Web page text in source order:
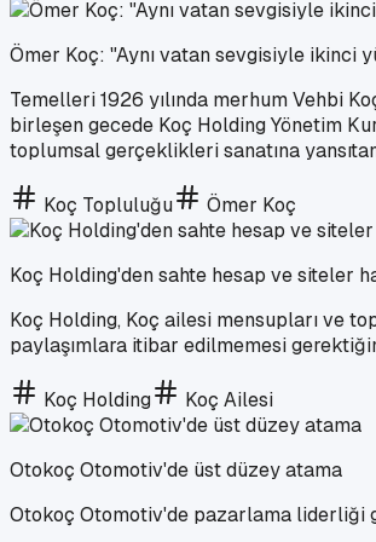
Ömer Koç: "Aynı vatan sevgisiyle ikinci
Temelleri 1926 yılında merhum Vehbi
birleşen gecede Koç Holding Yönetim
toplumsal gerçeklikleri sanatına
Koç Topluluğu Ömer Koç
Koç Holding'den sahte hesap ve siteler
Koç Holding, Koç ailesi mensupları ve
paylaşımlara itibar edilmemesi
Koç Holding Koç Ailesi
Otokoç Otomotiv'de üst düzey atama
Otokoç Otomotiv'de pazarlama liderliği